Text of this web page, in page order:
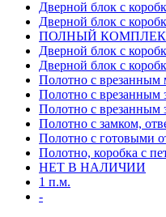
Дверной блок с
Дверной блок с
ПОЛНЫЙ КОМПЛЕКТ:
Дверной блок с
Дверной блок с
Полотно с врезанным
Полотно с врезанным
Полотно с врезанным
Полотно с замком,
Полотно с готовыми
Полотно, коробка с
НЕТ В НАЛИЧИИ
1 п.м.
-